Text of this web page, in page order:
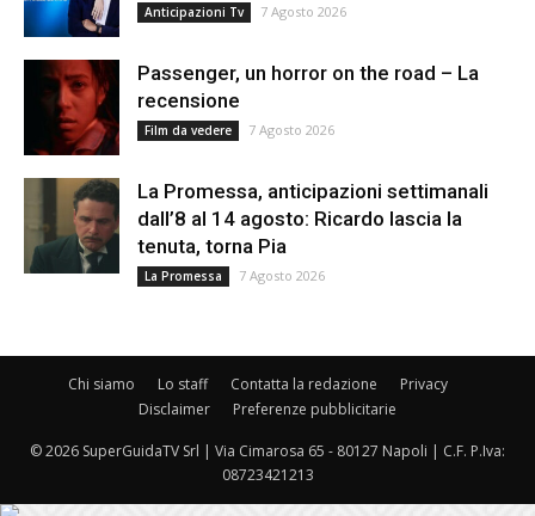
Anticipazioni Tv 7 Agosto 2026
Passenger, un horror on the road – La
recensione
Film da vedere 7 Agosto 2026
La Promessa, anticipazioni settimanali
dall’8 al 14 agosto: Ricardo lascia la
tenuta, torna Pia
La Promessa 7 Agosto 2026
Chi siamo Lo staff Contatta la redazione
Privacy
Disclaimer
Preferenze pubblicitarie
© 2026 SuperGuidaTV Srl | Via Cimarosa 65 - 80127 Napoli | C.F. P.Iva:
08723421213